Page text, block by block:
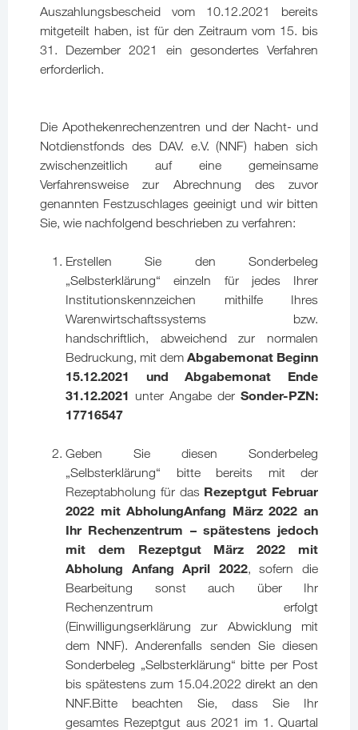
Auszahlungsbescheid vom 10.12.2021 bereits
mitgeteilt haben, ist für den Zeitraum vom 15. bis
31. Dezember 2021 ein gesondertes Verfahren
erforderlich.
Die Apothekenrechenzentren und der Nacht- und
Notdienstfonds des DAV. e.V. (NNF) haben sich
zwischenzeitlich auf eine gemeinsame
Verfahrensweise zur Abrechnung des zuvor
genannten Festzuschlages geeinigt und wir bitten
Sie, wie nachfolgend beschrieben zu verfahren:
Erstellen Sie den Sonderbeleg
„Selbsterklärung“ einzeln für jedes Ihrer
Institutionskennzeichen mithilfe Ihres
Warenwirtschaftssystems bzw.
handschriftlich, abweichend zur normalen
Bedruckung, mit dem Abgabemonat Beginn
15.12.2021 und Abgabemonat Ende
31.12.2021 unter Angabe der Sonder-PZN:
17716547
Geben Sie diesen Sonderbeleg
„Selbsterklärung“ bitte bereits mit der
Rezeptabholung für das Rezeptgut Februar
2022 mit AbholungAnfang März 2022 an
Ihr Rechenzentrum – spätestens jedoch
mit dem Rezeptgut März 2022 mit
Abholung Anfang April 2022, sofern die
Bearbeitung sonst auch über Ihr
Rechenzentrum erfolgt
(Einwilligungserklärung zur Abwicklung mit
dem NNF). Anderenfalls senden Sie diesen
Sonderbeleg „Selbsterklärung“ bitte per Post
bis spätestens zum 15.04.2022 direkt an den
NNF.Bitte beachten Sie, dass Sie Ihr
gesamtes Rezeptgut aus 2021 im 1. Quartal